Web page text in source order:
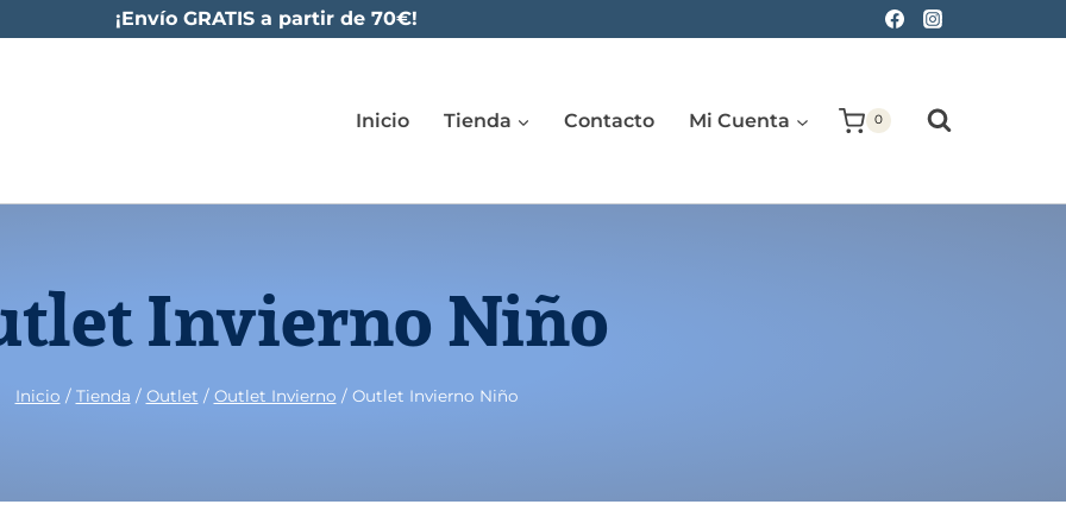
¡Envío GRATIS a partir de 70€!
Inicio Tienda Contacto Mi Cuenta 0
Invierno Niño
Inicio / Tienda / Outlet / Outlet Invierno / Outlet Invierno Niño